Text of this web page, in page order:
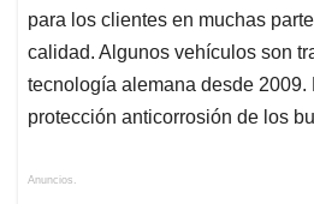
para los clientes en muchas
calidad. Algunos vehículos son
tecnología alemana desde 2009.
protección anticorrosión de los
Anuncios.